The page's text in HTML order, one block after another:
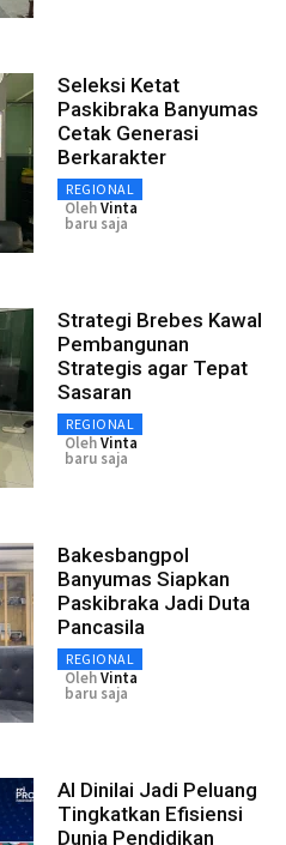
Seleksi Ketat
Paskibraka Banyumas
Cetak Generasi
Berkarakter
REGIONAL
OlehVinta
baru saja
Strategi Brebes Kawal
Pembangunan
Strategis agar Tepat
Sasaran
REGIONAL
OlehVinta
baru saja
Bakesbangpol
Banyumas Siapkan
Paskibraka Jadi Duta
Pancasila
REGIONAL
OlehVinta
baru saja
AI Dinilai Jadi Peluang
Tingkatkan Efisiensi
Dunia Pendidikan